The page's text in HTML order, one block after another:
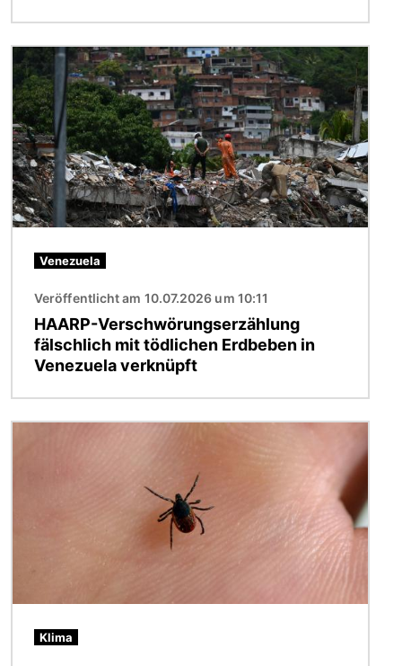
Bild
Venezuela
Veröffentlicht am 10.07.2026 um 10:11
HAARP-Verschwörungserzählung
fälschlich mit tödlichen Erdbeben in
Venezuela verknüpft
Klima